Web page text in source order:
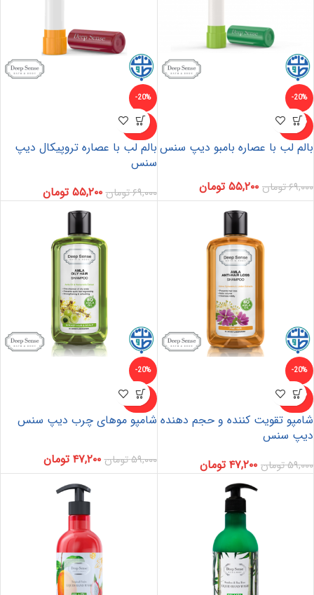
-20%
ناموجو
د
بالم لب با عصاره بامبو دیپ سنس
۶۹,۰۰۰تومان ۵۵,۲۰۰ تومان
-20%
ناموجو
د
بالم لب با عصاره تروپیکال دیپ
سنس
۶۹,۰۰۰تومان ۵۵,۲۰۰ تومان
-20%
ناموجو
د
شامپو تقویت کننده و حجم دهنده
دیپ سنس
۵۹,۰۰۰تومان ۴۷,۲۰۰ تومان
-20%
ناموجو
د
شامپو موهای چرب دیپ سنس
۵۹,۰۰۰تومان ۴۷,۲۰۰ تومان